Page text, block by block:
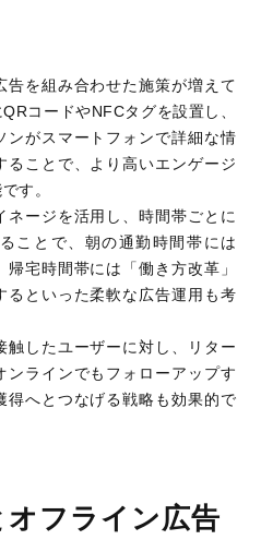
を組み合わせた施策が増えて
コードやNFCタグを設置し、
ンがスマートフォンで詳細な情
ことで、より高いエンゲージ
す。
ネージを活用し、時間帯ごとに
ことで、朝の通勤時間帯には
帰宅時間帯には「働き方改革」
るといった柔軟な広告運用も考
触したユーザーに対し、リター
ラインでもフォローアップす
得へとつなげる戦略も効果的で
フライン広告